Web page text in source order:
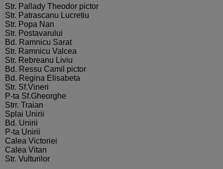
Str. Pallady Theodor pictor
Str. Patrascanu Lucretiu
Str. Popa Nan
Str. Postavarului
Bd. Ramnicu Sarat
Str. Ramnicu Valcea
Str. Rebreanu Liviu
Bd. Ressu Camil pictor
Bd. Regina Elisabeta
Str. Sf.Vineri
P-ta Sf.Gheorghe
Strr. Traian
Splai Unirii
Bd. Unirii
P-ta Unirii
Calea Victoriei
Calea Vitan
Str. Vulturilor